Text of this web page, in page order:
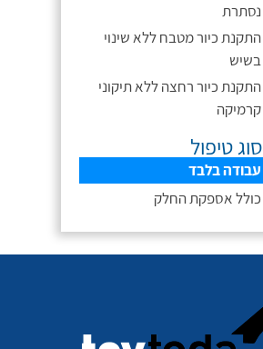
נסתרת
התקנת כיור מטבח ללא שינוי
בשיש
התקנת כיור רחצה ללא תיקוני
קרמיקה
סוג טיפול
עבודה בלבד
כולל אספקת החלק